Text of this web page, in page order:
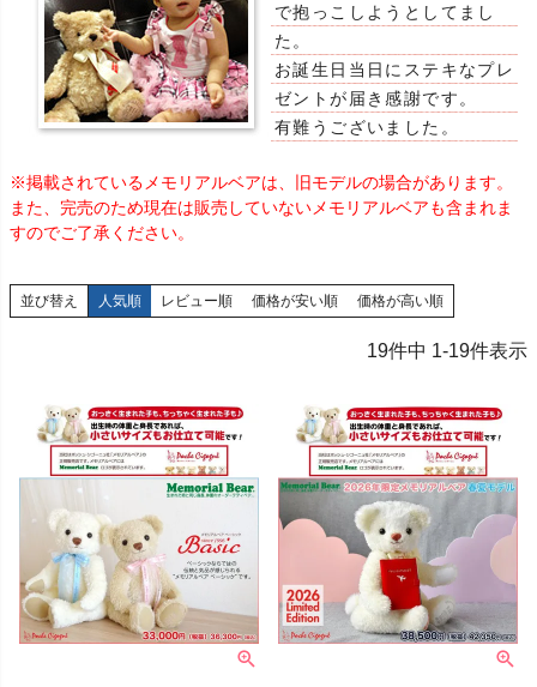
で抱っこしようとしてまし
た。
お誕生日当日にステキなプレ
ゼントが届き感謝です。
有難うございました。
※掲載されているメモリアルベアは、旧モデルの場合があります。
また、完売のため現在は販売していないメモリアルベアも含まれま
すのでご了承ください。
並び替え 人気順 レビュー順 価格が安い順 価格が高い順
19件中 1-19件表示